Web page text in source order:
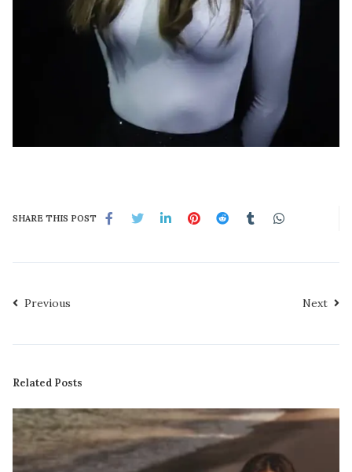
SHARE THIS POST
Previous Next
Related Posts